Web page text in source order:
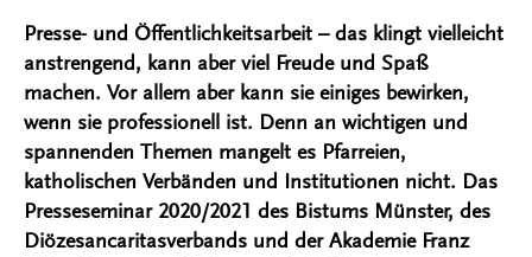
Presse- und Öffentlichkeitsarbeit – das klingt vielleicht
anstrengend, kann aber viel Freude und Spaß
machen. Vor allem aber kann sie einiges bewirken,
wenn sie professionell ist. Denn an wichtigen und
spannenden Themen mangelt es Pfarreien,
katholischen Verbänden und Institutionen nicht. Das
Presseseminar 2020/2021 des Bistums Münster, des
Diözesancaritasverbands und der Akademie Franz